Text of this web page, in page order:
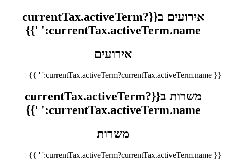
אירועים ב{{currentTax.activeTerm?
currentTax.activeTerm.name:' '}}
אירועים
{{ currentTax.activeTerm?currentTax.activeTerm.name:' ' }}
משרות ב{{currentTax.activeTerm?
currentTax.activeTerm.name:' '}}
משרות
{{ currentTax.activeTerm?currentTax.activeTerm.name:' ' }}